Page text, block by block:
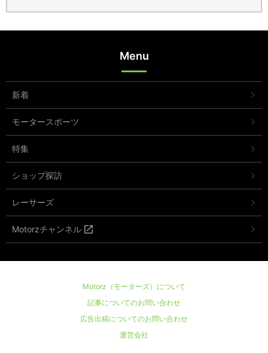
Menu
新着
モータースポーツ
特集
ショップ探訪
レーサーズ
Motorzチャンネル
Motorz（モーターズ）について
記事についてのお問い合わせ
広告出稿についてのお問い合わせ
運営会社